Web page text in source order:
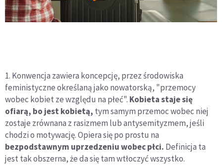
1. Konwencja zawiera koncepcję, przez środowiska
feministyczne określaną jako nowatorską, "przemocy
wobec kobiet ze względu na płeć". Kobieta staje się
ofiarą, bo jest kobietą, tym samym przemoc wobec niej
zostaje zrównana z rasizmem lub antysemityzmem, jeśli
chodzi o motywację. Opiera się po prostu na
bezpodstawnym uprzedzeniu wobec płci. Definicja ta
jest tak obszerna, że da się tam wtłoczyć wszystko.